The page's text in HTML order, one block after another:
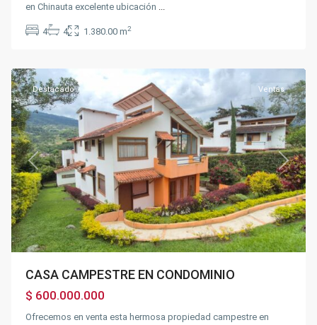
en Chinauta excelente ubicación
4 4 1.380.00 m2
Previous Next
Destacado Ventas
CASA CAMPESTRE EN CONDOMINIO
$ 600.000.000
Ofrecemos en venta esta hermosa propiedad campestre en